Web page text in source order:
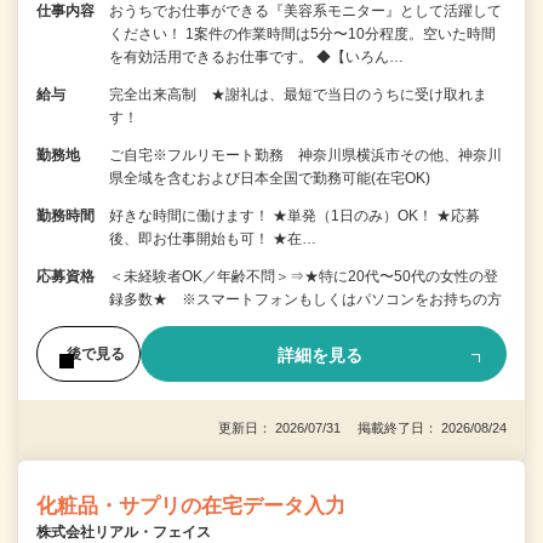
仕事内容
おうちでお仕事ができる『美容系モニター』として活躍して
ください！ 1案件の作業時間は5分〜10分程度。空いた時間
を有効活用できるお仕事です。 ◆【いろん…
給与
完全出来高制 ★謝礼は、最短で当日のうちに受け取れま
す！
勤務地
ご自宅※フルリモート勤務 神奈川県横浜市その他、神奈川
県全域を含むおよび日本全国で勤務可能(在宅OK)
勤務時間
好きな時間に働けます！ ★単発（1日のみ）OK！ ★応募
後、即お仕事開始も可！ ★在…
応募資格
＜未経験者OK／年齢不問＞⇒★特に20代〜50代の女性の登
録多数★ ※スマートフォンもしくはパソコンをお持ちの方
後で見る 詳細を見る
更新日： 2026/07/31 掲載終了日： 2026/08/24
化粧品・サプリの在宅データ入力
株式会社リアル・フェイス